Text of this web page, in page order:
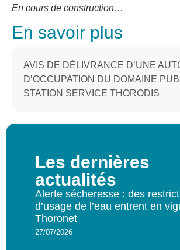
En cours de construction…
En savoir plus
AVIS DE DÉLIVRANCE D’UNE
D’OCCUPATION DU DOMAINE
STATION SERVICE THORODIS
Les dernières
actualités
Alerte sécheresse : des
d’usage de l’eau entrent en
Thoronet
27/07/2026